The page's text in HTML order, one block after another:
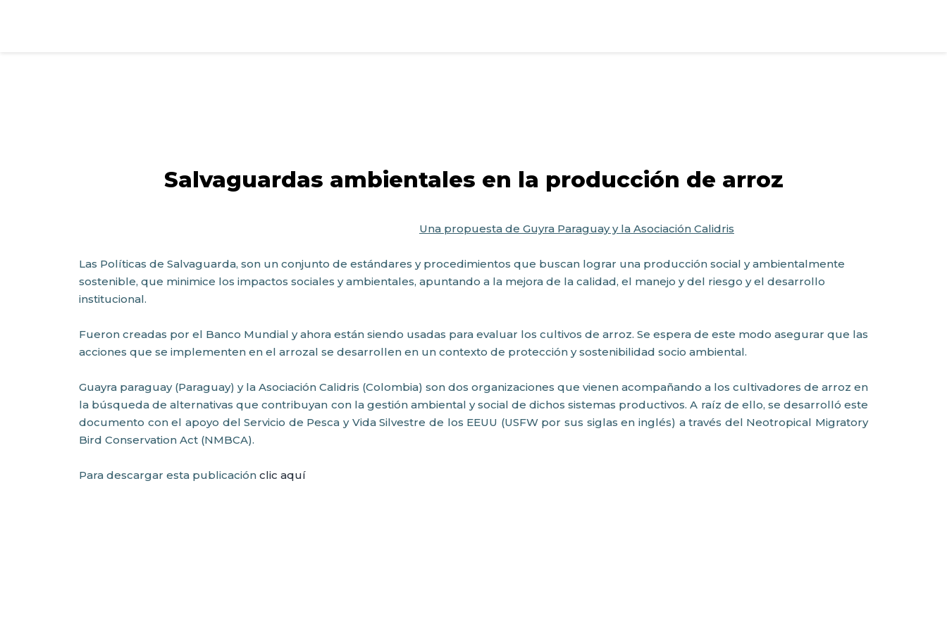
Salvaguardas ambientales en la producción de arroz
Una propuesta de Guyra Paraguay y la Asociación Calidris
Las Políticas de Salvaguarda, son un conjunto de estándares y procedimientos que buscan lograr una producción social y ambientalmente
sostenible, que minimice los impactos sociales y ambientales, apuntando a la mejora de la calidad, el manejo y del riesgo y el desarrollo
institucional.
Fueron creadas por el Banco Mundial y ahora están siendo usadas para evaluar los cultivos de arroz. Se espera de este modo asegurar que las
acciones que se implementen en el arrozal se desarrollen en un contexto de protección y sostenibilidad socio ambiental.
Guayra paraguay (Paraguay) y la Asociación Calidris (Colombia) son dos organizaciones que vienen acompañando a los cultivadores de arroz en
la búsqueda de alternativas que contribuyan con la gestión ambiental y social de dichos sistemas productivos. A raíz de ello, se desarrolló este
documento con el apoyo del Servicio de Pesca y Vida Silvestre de los EEUU (USFW por sus siglas en inglés) a través del Neotropical Migratory
Bird Conservation Act (NMBCA).
Para descargar esta publicación clic aquí